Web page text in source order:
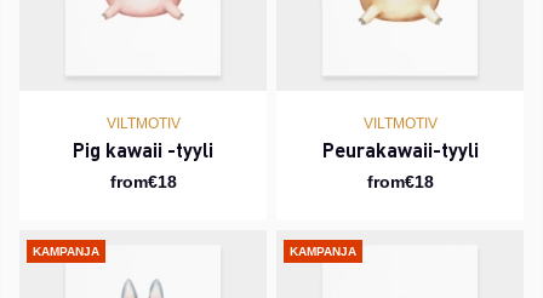
VILTMOTIV
Pig kawaii -tyyli
from€18
VILTMOTIV
Peurakawaii-tyyli
from€18
KAMPANJA KAMPANJA